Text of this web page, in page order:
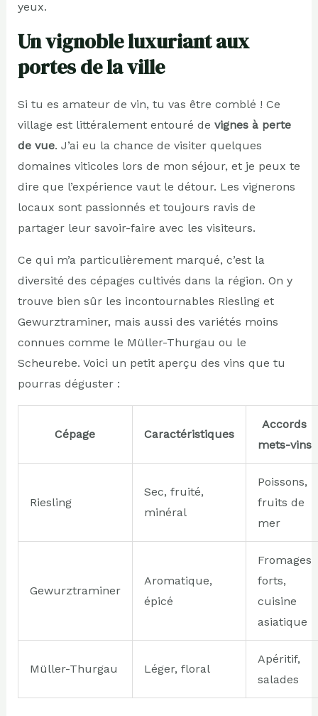
yeux.
Un vignoble luxuriant aux
portes de la ville
Si tu es amateur de vin, tu vas être comblé ! Ce
village est littéralement entouré de vignes à perte
de vue. J’ai eu la chance de visiter quelques
domaines viticoles lors de mon séjour, et je peux te
dire que l’expérience vaut le détour. Les vignerons
locaux sont passionnés et toujours ravis de
partager leur savoir-faire avec les visiteurs.
Ce qui m’a particulièrement marqué, c’est la
diversité des cépages cultivés dans la région. On y
trouve bien sûr les incontournables Riesling et
Gewurztraminer, mais aussi des variétés moins
connues comme le Müller-Thurgau ou le
Scheurebe. Voici un petit aperçu des vins que tu
pourras déguster :
Cépage Caractéristiques
Accords
mets-vins
Riesling
Sec, fruité,
minéral
Poissons,
fruits de
mer
Gewurztraminer
Aromatique,
épicé
Fromages
forts,
cuisine
asiatique
Müller-Thurgau Léger, floral
Apéritif,
salades